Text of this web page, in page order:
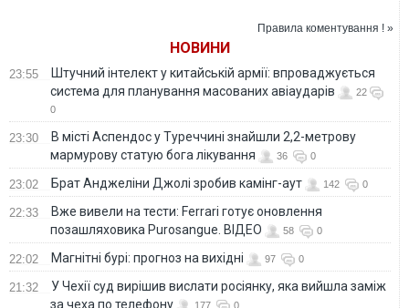
Правила коментування ! »
НОВИНИ
23:55
Штучний інтелект у китайській армії: впроваджується
система для планування масованих авіаударів
22
0
23:30
В місті Аспендос у Туреччині знайшли 2,2-метрову
мармурову статую бога лікування
36 0
23:02 Брат Анджеліни Джолі зробив камінг-аут 142 0
22:33
Вже вивели на тести: Ferrari готує оновлення
позашляховика Purosangue. ВІДЕО
58 0
22:02 Магнітні бурі: прогноз на вихідні 97 0
21:32
У Чехії суд вирішив вислати росіянку, яка вийшла заміж
за чеха по телефону
177 0